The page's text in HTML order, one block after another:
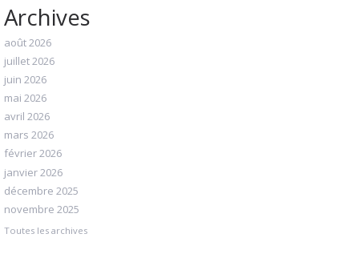
Archives
août 2026
juillet 2026
juin 2026
mai 2026
avril 2026
mars 2026
février 2026
janvier 2026
décembre 2025
novembre 2025
Toutes les archives